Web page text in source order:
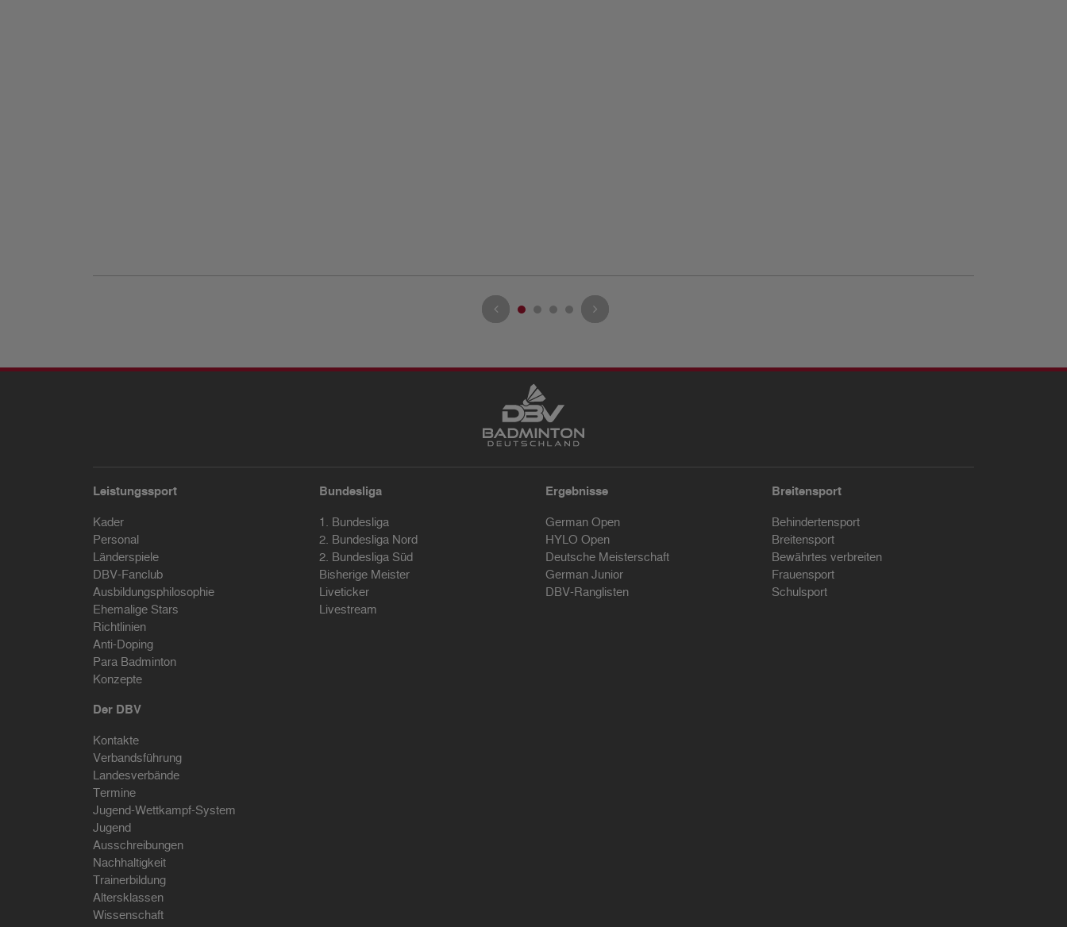
Leistungssport
Kader
Personal
Länderspiele
DBV-Fanclub
Ausbildungsphilosophie
Ehemalige Stars
Richtlinien
Anti-Doping
Para Badminton
Konzepte
Bundesliga
1. Bundesliga
2. Bundesliga Nord
2. Bundesliga Süd
Bisherige Meister
Liveticker
Livestream
Ergebnisse
German Open
HYLO Open
Deutsche Meisterschaft
German Junior
DBV-Ranglisten
Breitensport
Behindertensport
Breitensport
Bewährtes verbreiten
Frauensport
Schulsport
Der DBV
Kontakte
Verbandsführung
Landesverbände
Termine
Jugend-Wettkampf-System
Jugend
Ausschreibungen
Nachhaltigkeit
Trainerbildung
Altersklassen
Wissenschaft